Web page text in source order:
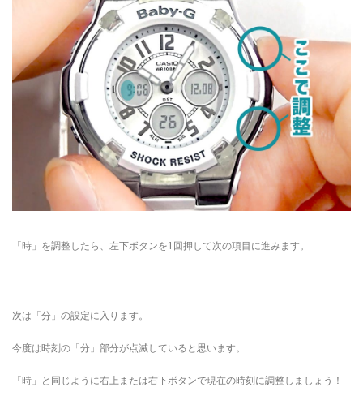
「時」を調整したら、左下ボタンを1回押して次の項目に進みます。
次は「分」の設定に入ります。
今度は時刻の「分」部分が点滅していると思います。
「時」と同じように右上または右下ボタンで現在の時刻に調整しましょう！